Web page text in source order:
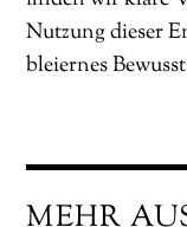
Nutzung dieser
bleiernes